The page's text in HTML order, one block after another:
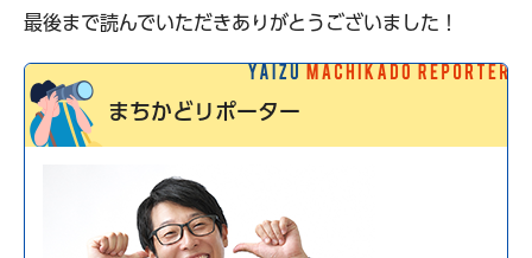
最後まで読んでいただきありがとうございました！
まちかどリポーター